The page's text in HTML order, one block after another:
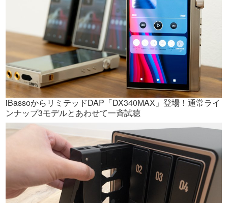
iBassoからリミテッドDAP「DX340MAX」登場！通常ライ
ンナップ3モデルとあわせて一斉試聴